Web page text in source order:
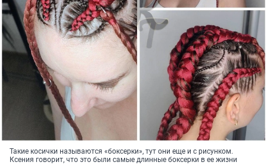
Такие косички называются «боксерки», тут они еще и с рисунком.
Ксения говорит, что это были самые длинные боксерки в ее жизни